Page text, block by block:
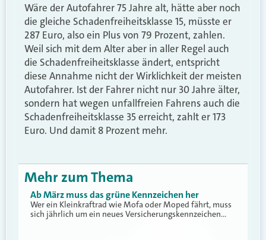
Wäre der Autofahrer 75 Jahre alt, hätte aber noch
die gleiche Schadenfreiheitsklasse 15, müsste er
287 Euro, also ein Plus von 79 Prozent, zahlen.
Weil sich mit dem Alter aber in aller Regel auch
die Schadenfreiheitsklasse ändert, entspricht
diese Annahme nicht der Wirklichkeit der meisten
Autofahrer. Ist der Fahrer nicht nur 30 Jahre älter,
sondern hat wegen unfallfreien Fahrens auch die
Schadenfreiheitsklasse 35 erreicht, zahlt er 173
Euro. Und damit 8 Prozent mehr.
Mehr zum Thema
Ab März muss das grüne Kennzeichen her
Wer ein Kleinkraftrad wie Mofa oder Moped fährt, muss
sich jährlich um ein neues Versicherungskennzeichen…